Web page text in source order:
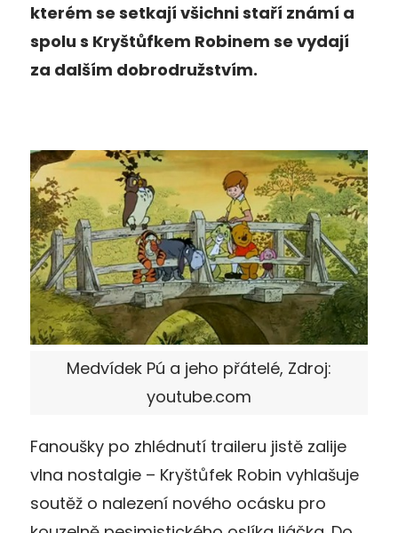
kterém se setkají všichni staří známí a
spolu s Kryštůfkem Robinem se vydají
za dalším dobrodružstvím.
Medvídek Pú a jeho přátelé, Zdroj:
youtube.com
Fanoušky po zhlédnutí traileru jistě zalije
vlna nostalgie – Kryštůfek Robin vyhlašuje
soutěž o nalezení nového ocásku pro